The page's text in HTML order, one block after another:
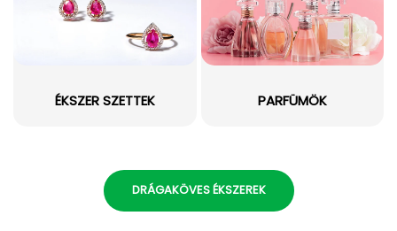
ÉKSZER SZETTEK PARFÜMÖK
DRÁGAKÖVES ÉKSZEREK